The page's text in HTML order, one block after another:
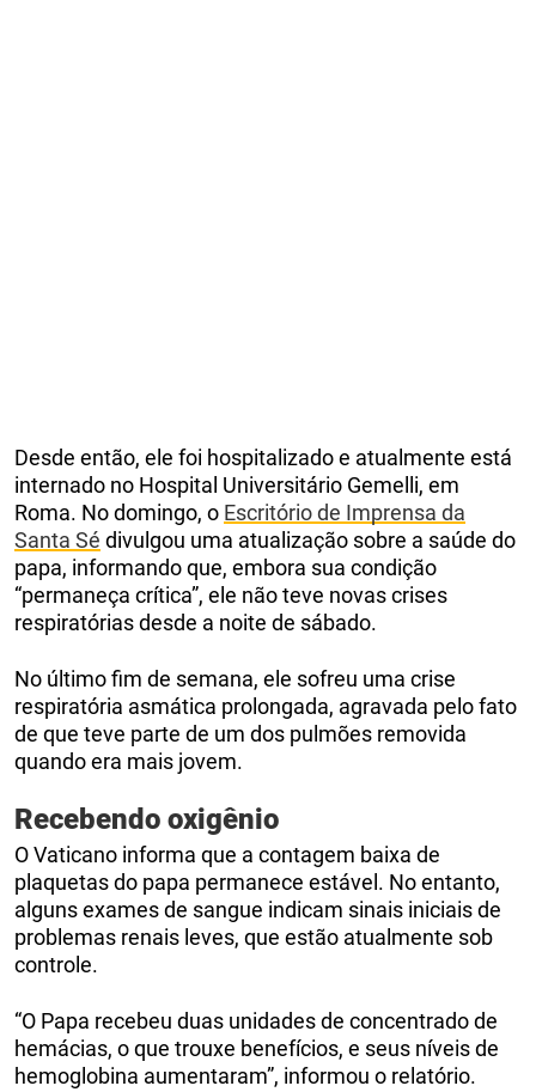
Desde então, ele foi hospitalizado e atualmente está
internado no Hospital Universitário Gemelli, em
Roma. No domingo, o Escritório de Imprensa da
Santa Sé divulgou uma atualização sobre a saúde do
papa, informando que, embora sua condição
“permaneça crítica”, ele não teve novas crises
respiratórias desde a noite de sábado.
No último fim de semana, ele sofreu uma crise
respiratória asmática prolongada, agravada pelo fato
de que teve parte de um dos pulmões removida
quando era mais jovem.
Recebendo oxigênio
O Vaticano informa que a contagem baixa de
plaquetas do papa permanece estável. No entanto,
alguns exames de sangue indicam sinais iniciais de
problemas renais leves, que estão atualmente sob
controle.
“O Papa recebeu duas unidades de concentrado de
hemácias, o que trouxe benefícios, e seus níveis de
hemoglobina aumentaram”, informou o relatório.